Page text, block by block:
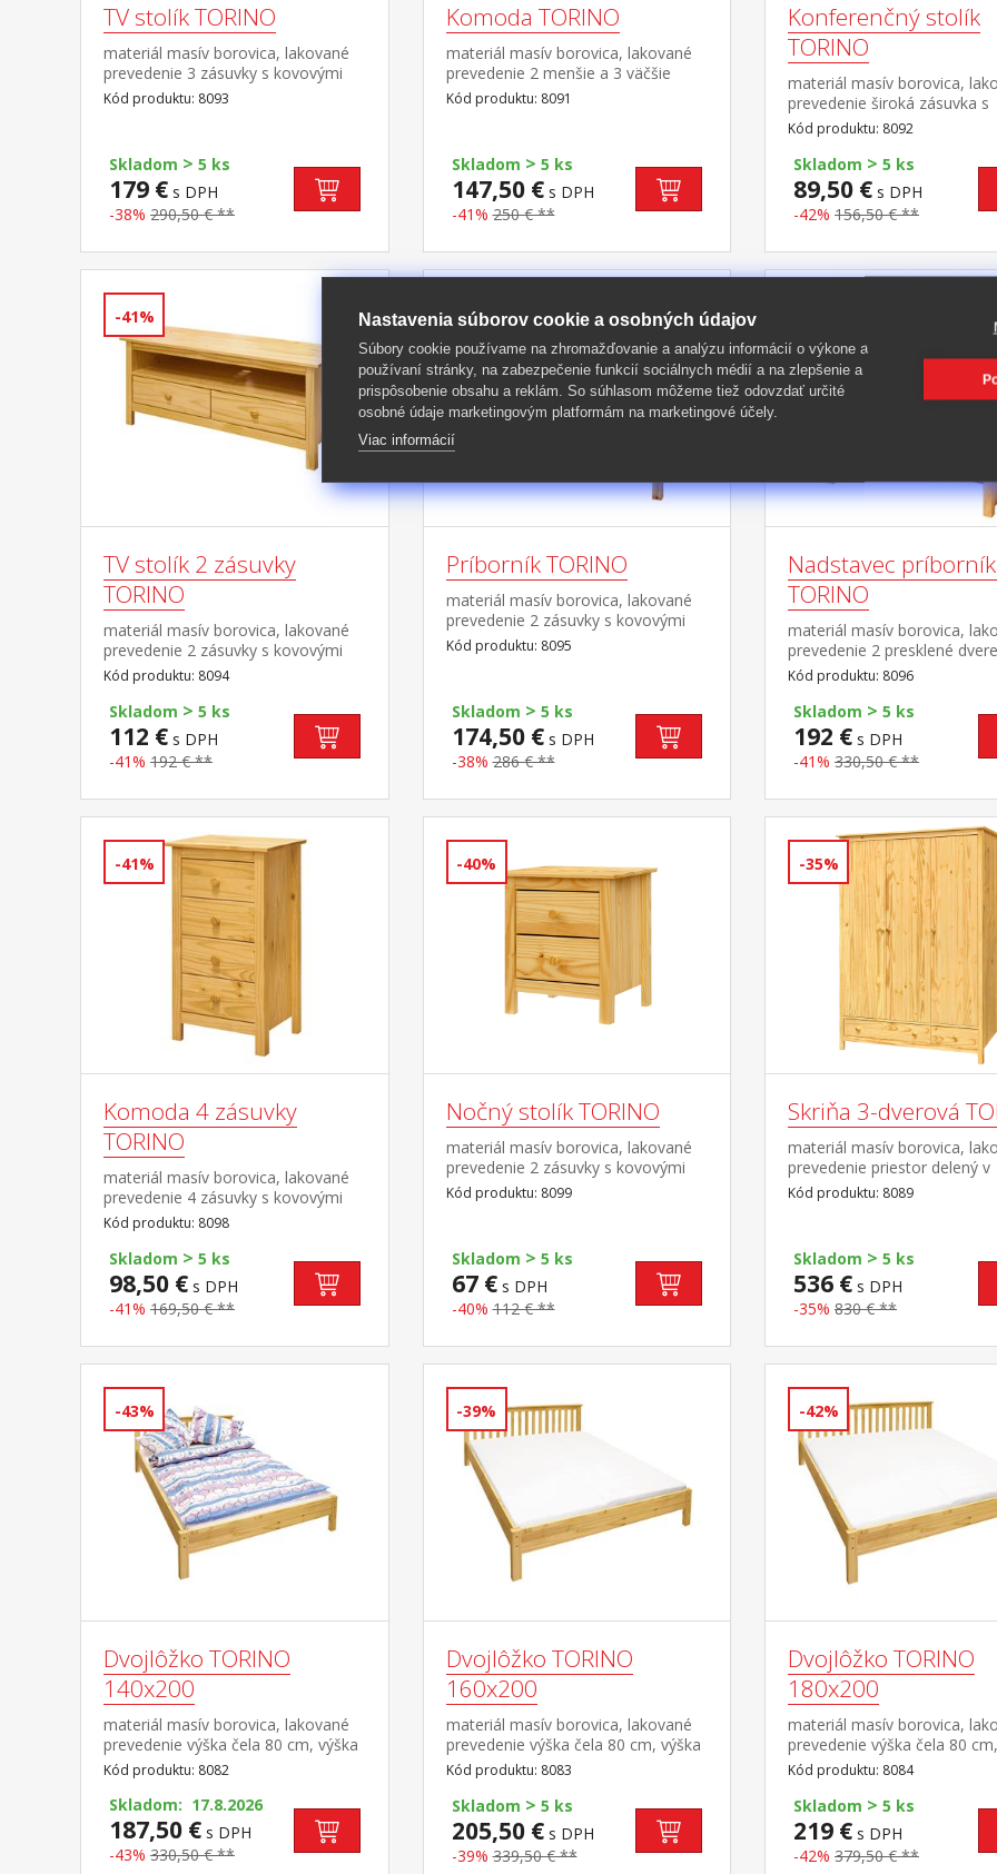
TV stolík TORINO
materiál masív borovica, lakované
prevedenie 3 zásuvky s kovovými
pojazdmi
Kód produktu: 8093
Skladom > 5 ks
179 € s DPH
-38% 290,50 € **
Komoda TORINO
materiál masív borovica, lakované
prevedenie 2 menšie a 3 väčšie
zásuvky s kovovými pojazdmi
Kód produktu: 8091
Skladom > 5 ks
147,50 €s DPH
-41% 250 € **
Konferenčný stolík
TORINO
materiál masív borovica,
prevedenie široká zásuvka s
kovovými pojazdmi
Kód produktu: 8092
Skladom > 5 ks
89,50 € s DPH
-42% 156,50 € **
-41%
TV stolík 2 zásuvky
TORINO
materiál masív borovica, lakované
prevedenie 2 zásuvky s kovovými
pojazdmi, 1 polica
Kód produktu: 8094
Skladom > 5 ks
112 € s DPH
-41% 192 € **
-38%
Príborník TORINO
materiál masív borovica, lakované
prevedenie 2 zásuvky s kovovými
pojazdmi, 2 plné dvere, 1
polica vhodný doplnok nadstavec
Kód produktu: 8095
Skladom > 5 ks
174,50 €s DPH
-38% 286 € **
Nadstavec
TORINO
materiál masív borovica,
prevedenie 2 presklené
polica nadstavec príborníka
Kód produktu: 8096
Skladom > 5 ks
192 € s DPH
-41% 330,50 € **
-41%
Komoda 4 zásuvky
TORINO
materiál masív borovica, lakované
prevedenie 4 zásuvky s kovovými
pojazdmi
Kód produktu: 8098
Skladom > 5 ks
98,50 € s DPH
-41% 169,50 € **
-40%
Nočný stolík TORINO
materiál masív borovica, lakované
prevedenie 2 zásuvky s kovovými
pojazdmi
Kód produktu: 8099
Skladom > 5 ks
67 €s DPH
-40% 112 € **
-35%
Skriňa 3-dverová
materiál masív borovica,
prevedenie priestor delený v
pomere 2:1 širšia časť
a polica, užšia časť 3 police v
pojazdmi odporúčaný
8189
Kód produktu: 8089
Skladom > 5 ks
536 € s DPH
-35% 830 € **
-43%
Dvojlôžko TORINO
140x200
materiál masív borovica, lakované
prevedenie výška čela 80 cm, výška
sedu 38 cm, cena bez roštu a
matraca minimálna odporúčaná
výška matraca 15 cm odporúčaný
rozmer matraca 140 × 200 cm a
rošt R3 odporúčaná nosnosť do 120
kg na každej polovici postele
Kód produktu: 8082
Skladom: 17.8.2026
187,50 € s DPH
-43% 330,50 € **
-39%
Dvojlôžko TORINO
160x200
materiál masív borovica, lakované
prevedenie výška čela 80 cm, výška
sedu 38 cm, cena bez roštu a
matraca minimálna odporúčaná
výška matraca 15 cm odporúčaný
rozmer matraca 160 × 200 cm
alebo 2 kusy 80 × 200 cm a rošt R2
odporúčaná nosnosť do 120 kg na
Kód produktu: 8083
Skladom > 5 ks
205,50 €s DPH
-39% 339,50 € **
-42%
Dvojlôžko TORINO
180x200
materiál masív borovica,
prevedenie výška čela 80
sedu 38 cm, cena bez roštu
matraca minimálna
výška matraca 15 cm
rozmer matraca 180 × 200
alebo 2 kusy 90 × 200 cm a
alebo 2 kusy R1 odporúčaná
Kód produktu: 8084
Skladom > 5 ks
219 € s DPH
-42% 379,50 € **
Nastavenia súborov cookie a osobných údajov
Súbory cookie používame na zhromažďovanie a analýzu informácií o výkone a
používaní stránky, na zabezpečenie funkcií sociálnych médií a na zlepšenie a
prispôsobenie obsahu a reklám. So súhlasom môžeme tiež odovzdať určité
osobné údaje marketingovým platformám na marketingové účely.
Viac informácií